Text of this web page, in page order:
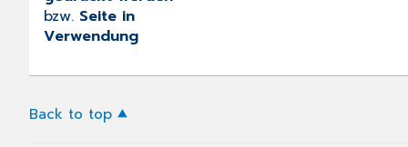
bzw. Seite in
Verwendung
Back to top